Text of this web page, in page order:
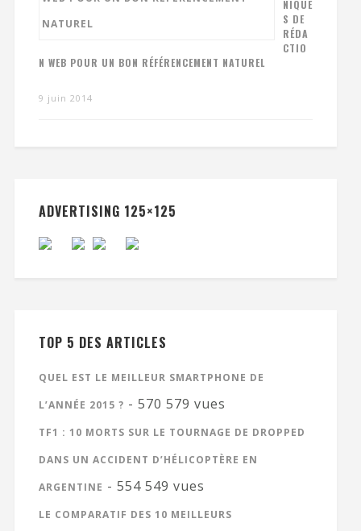
NIQUE
S DE
RÉDA
CTIO
N WEB POUR UN BON RÉFÉRENCEMENT NATUREL
9 juin 2014
ADVERTISING 125×125
TOP 5 DES ARTICLES
QUEL EST LE MEILLEUR SMARTPHONE DE
L’ANNÉE 2015 ? - 570 579 vues
TF1 : 10 MORTS SUR LE TOURNAGE DE DROPPED
DANS UN ACCIDENT D’HÉLICOPTÈRE EN
ARGENTINE - 554 549 vues
LE COMPARATIF DES 10 MEILLEURS